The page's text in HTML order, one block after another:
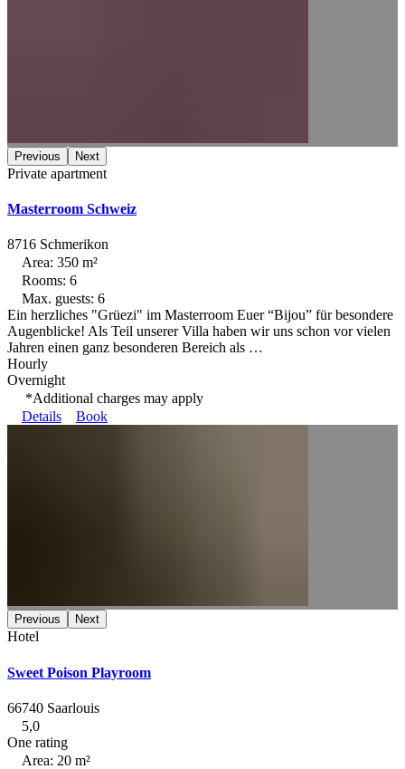
Previous Next
Private apartment
Masterroom Schweiz
8716 Schmerikon
Area: 350 m²
Rooms: 6
Max. guests: 6
Ein herzliches "Grüezi" im Masterroom Euer “Bijou” für besondere
Augenblicke! Als Teil unserer Villa haben wir uns schon vor vielen
Jahren einen ganz besonderen Bereich als …
Hourly
Overnight
*Additional charges may apply
Details
Book
Previous Next
Hotel
Sweet Poison Playroom
66740 Saarlouis
5,0
One rating
Area: 20 m²